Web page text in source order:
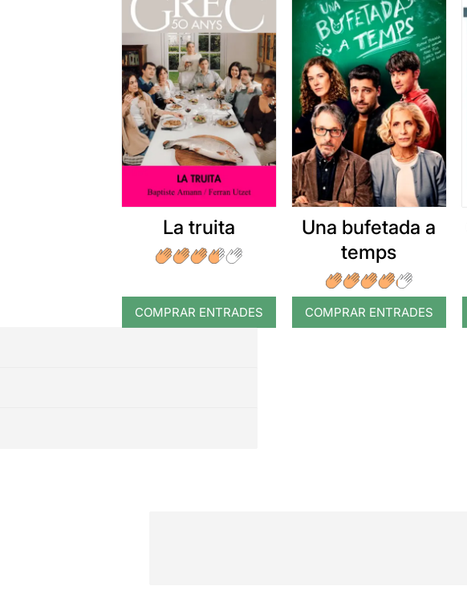
La truita
COMPRAR ENTRADES
Una bufetada a
temps
COMPRAR ENTRADES